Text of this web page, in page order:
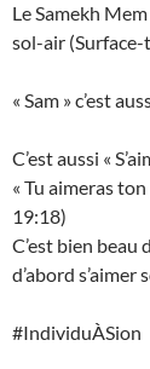
Le Samekh
sol-air
« Sam » c’est
C’est aussi «
« Tu aimeras
19:18)
C’est bien beau
d’abord s’aimer
#IndividuÀSion